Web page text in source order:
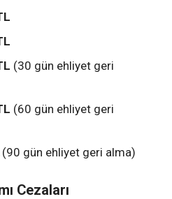
(30 gün ehliyet geri
(60 gün ehliyet geri
(90 gün ehliyet geri alma)
Cezaları